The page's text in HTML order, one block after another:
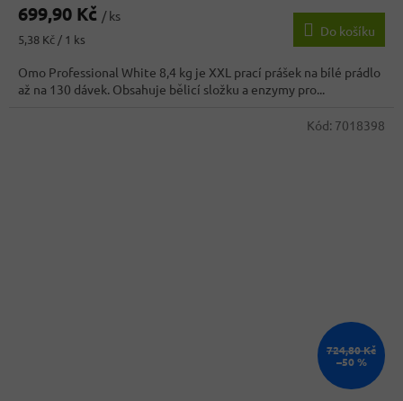
produktu
3,7
z
5
hvězdiček.
699,90 Kč / ks
Měrná
5,38 Kč / 1 ks
Do košíku
Omo Professional White 8,4 kg je XXL prací prášek na bílé prádlo
až na 130 dávek. Obsahuje bělicí složku a enzymy pro...
724,80 Kč
–50 %
Kód: 7018398